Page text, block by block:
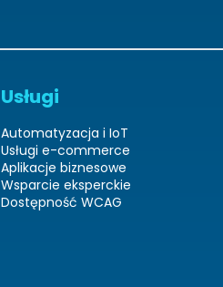
Usługi
Automatyzacja i IoT
Usługi e-commerce
Aplikacje biznesowe
Wsparcie eksperckie
Dostępność WCAG